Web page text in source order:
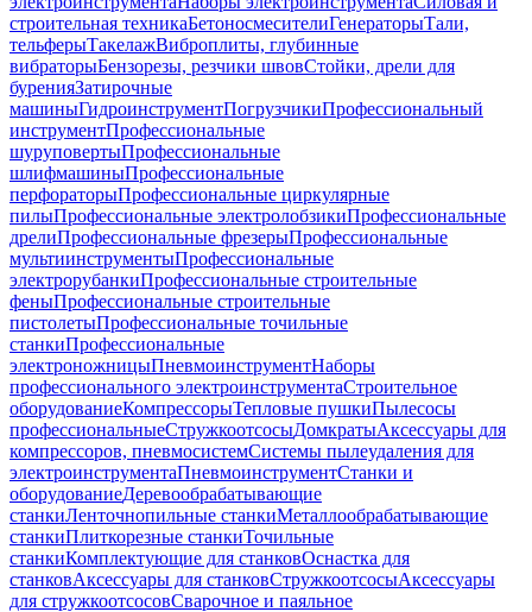
строительная техникаБетоносмесителиГенераторыТали,
тельферыТакелажВиброплиты, глубинные
вибраторыБензорезы, резчики швовСтойки, дрели для
буренияЗатирочные
машиныГидроинструментПогрузчикиПрофессиональный
инструментПрофессиональные
шуруповертыПрофессиональные
шлифмашиныПрофессиональные
перфораторыПрофессиональные циркулярные
пилыПрофессиональные электролобзикиПрофессиональные
дрелиПрофессиональные фрезерыПрофессиональные
мультиинструментыПрофессиональные
электрорубанкиПрофессиональные строительные
феныПрофессиональные строительные
пистолетыПрофессиональные точильные
станкиПрофессиональные
электроножницыПневмоинструментНаборы
профессионального электроинструментаСтроительное
оборудованиеКомпрессорыТепловые пушкиПылесосы
профессиональныеСтружкоотсосыДомкратыАксессуары для
компрессоров, пневмосистемСистемы пылеудаления для
электроинструментаПневмоинструментСтанки и
оборудованиеДеревообрабатывающие
станкиЛенточнопильные станкиМеталлообрабатывающие
станкиПлиткорезные станкиТочильные
станкиКомплектующие для станковОснастка для
станковАксессуары для станковСтружкоотсосыАксессуары
для стружкоотсосовСварочное и паяльное